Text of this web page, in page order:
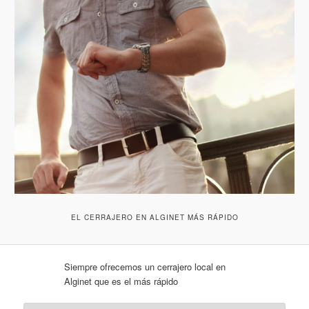
EL CERRAJERO EN ALGINET MÁS RÁPIDO
Siempre ofrecemos un cerrajero local en
Alginet que es el más rápido